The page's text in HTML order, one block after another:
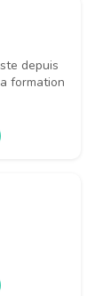
depuis
formation